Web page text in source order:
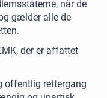
når de
gælder alle de
der er affattet
offentlig rettergang